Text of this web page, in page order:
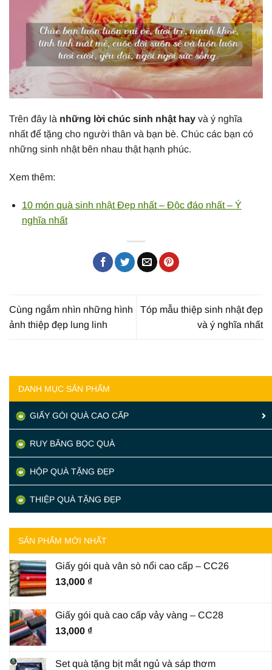
DANH MỤC SẢN PHẨM
GIẤY GÓI QUÀ CAO CẤP
RUY BĂNG BỌC QUÀ
HỘP QUÀ TẶNG ĐẸP
THIỆP QUÀ TẶNG ĐẸP
SẢN PHẨM MỚI NHẤT
Giấy gói quà vân sò nổi cao cấp – CC26
13,000 ₫
Giấy gói quà cao cấp vảy vàng – CC28
13,000 ₫
Set quà tặng bịt mắt ngủ và sáp thơm
Trên đây là những lời chúc sinh nhật hay và ý nghĩa
nhất để tặng cho người thân và bạn bè. Chúc các bạn có
những sinh nhật bên nhau thật hạnh phúc.
Xem thêm:
10 món quà sinh nhật Đẹp nhất – Độc đáo nhất – Ý
nghĩa nhất
Cùng ngắm nhìn những hình
ảnh thiệp đẹp lung linh
Tóp mẫu thiệp sinh nhật đẹp
và ý nghĩa nhất